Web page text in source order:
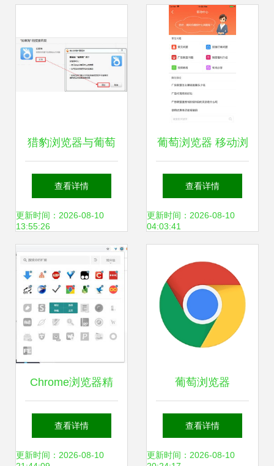
猎豹浏览器与葡萄
浏览器如何设置商
品对比功能？详细
查看详情
更新时间：2026-08-10
13:55:26
葡萄浏览器 移动浏
览新体验与2018版
iPhone下载指南
查看详情
更新时间：2026-08-10
04:03:41
Chrome浏览器精
品插件 葡萄浏览器
的真实面目与使用
查看详情
更新时间：2026-08-10
葡萄浏览器
V14.18.1安卓版正
式上线，京华应用
查看详情
更新时间：2026-08-10